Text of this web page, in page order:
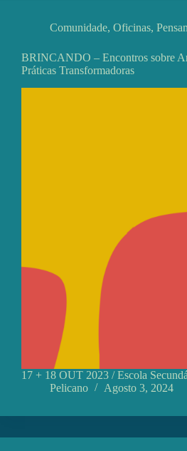
Comunidade, Oficinas,
BRINCANDO – Encontros sobre
Práticas Transformadoras
17 + 18 OUT 2023 / Escola
Pelicano
Agosto 3, 2024